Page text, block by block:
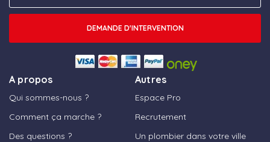
A propos
Qui sommes-nous ?
Comment ça marche ?
Des questions ?
Autres
Espace Pro
Recrutement
Un plombier dans votre ville
DEMANDE D'INTERVENTION